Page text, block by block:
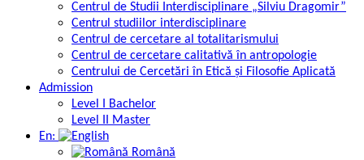
Centrul de Studii Interdisciplinare „Silviu Dragomir”
Centrul studiilor interdisciplinare
Centrul de cercetare al totalitarismului
Centrul de cercetare calitativă în antropologie
Centrului de Cercetări în Etică și Filosofie Aplicată
Admission
Level I Bachelor
Level II Master
En:
Română